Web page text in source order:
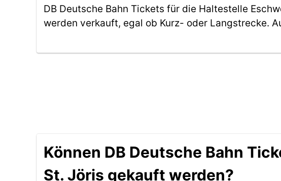
DB Deutsche Bahn Tickets für die Haltestelle
werden verkauft, egal ob Kurz- oder Langstrecke.
Können DB Deutsche Bahn
St. Jöris gekauft werden?